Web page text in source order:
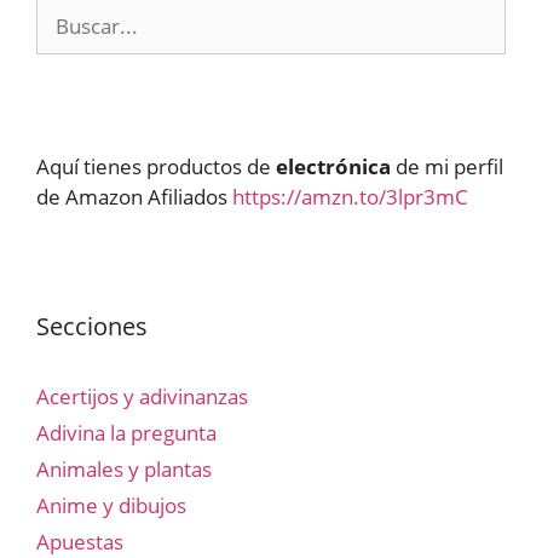
Aquí tienes productos de electrónica de mi perfil
de Amazon Afiliados https://amzn.to/3lpr3mC
Secciones
Acertijos y adivinanzas
Adivina la pregunta
Animales y plantas
Anime y dibujos
Apuestas